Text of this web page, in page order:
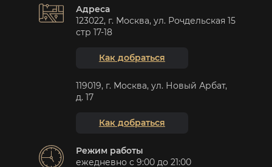
Адреса
123022, г. Москва, ул. Рочдельская 15
стр 17-18
Как добраться
119019, г. Москва, ул. Новый Арбат,
д. 17
Как добраться
Режим работы
ежедневно с 9:00 до 21:00